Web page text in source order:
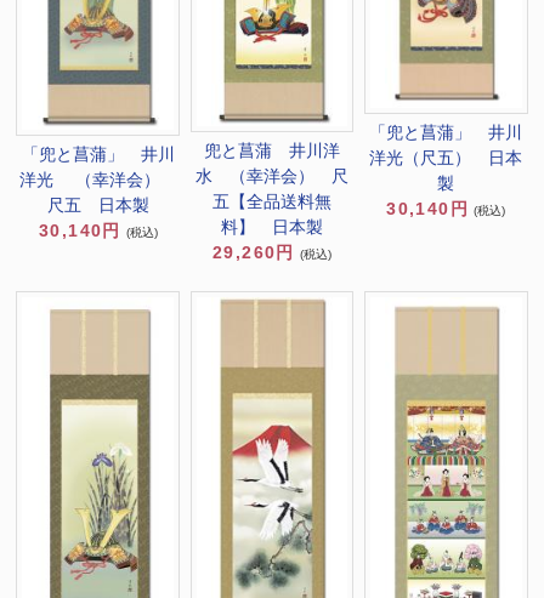
「兜と菖蒲」 井川
洋光 （幸洋会）
尺五 日本製
30,140円
(税込)
兜と菖蒲 井川洋
水 （幸洋会） 尺
五【全品送料無
料】 日本製
29,260円
(税込)
「兜と菖蒲」 井川
洋光（尺五） 日本
製
30,140円
(税込)